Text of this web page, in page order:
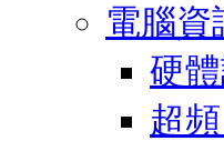
電腦資
硬
超